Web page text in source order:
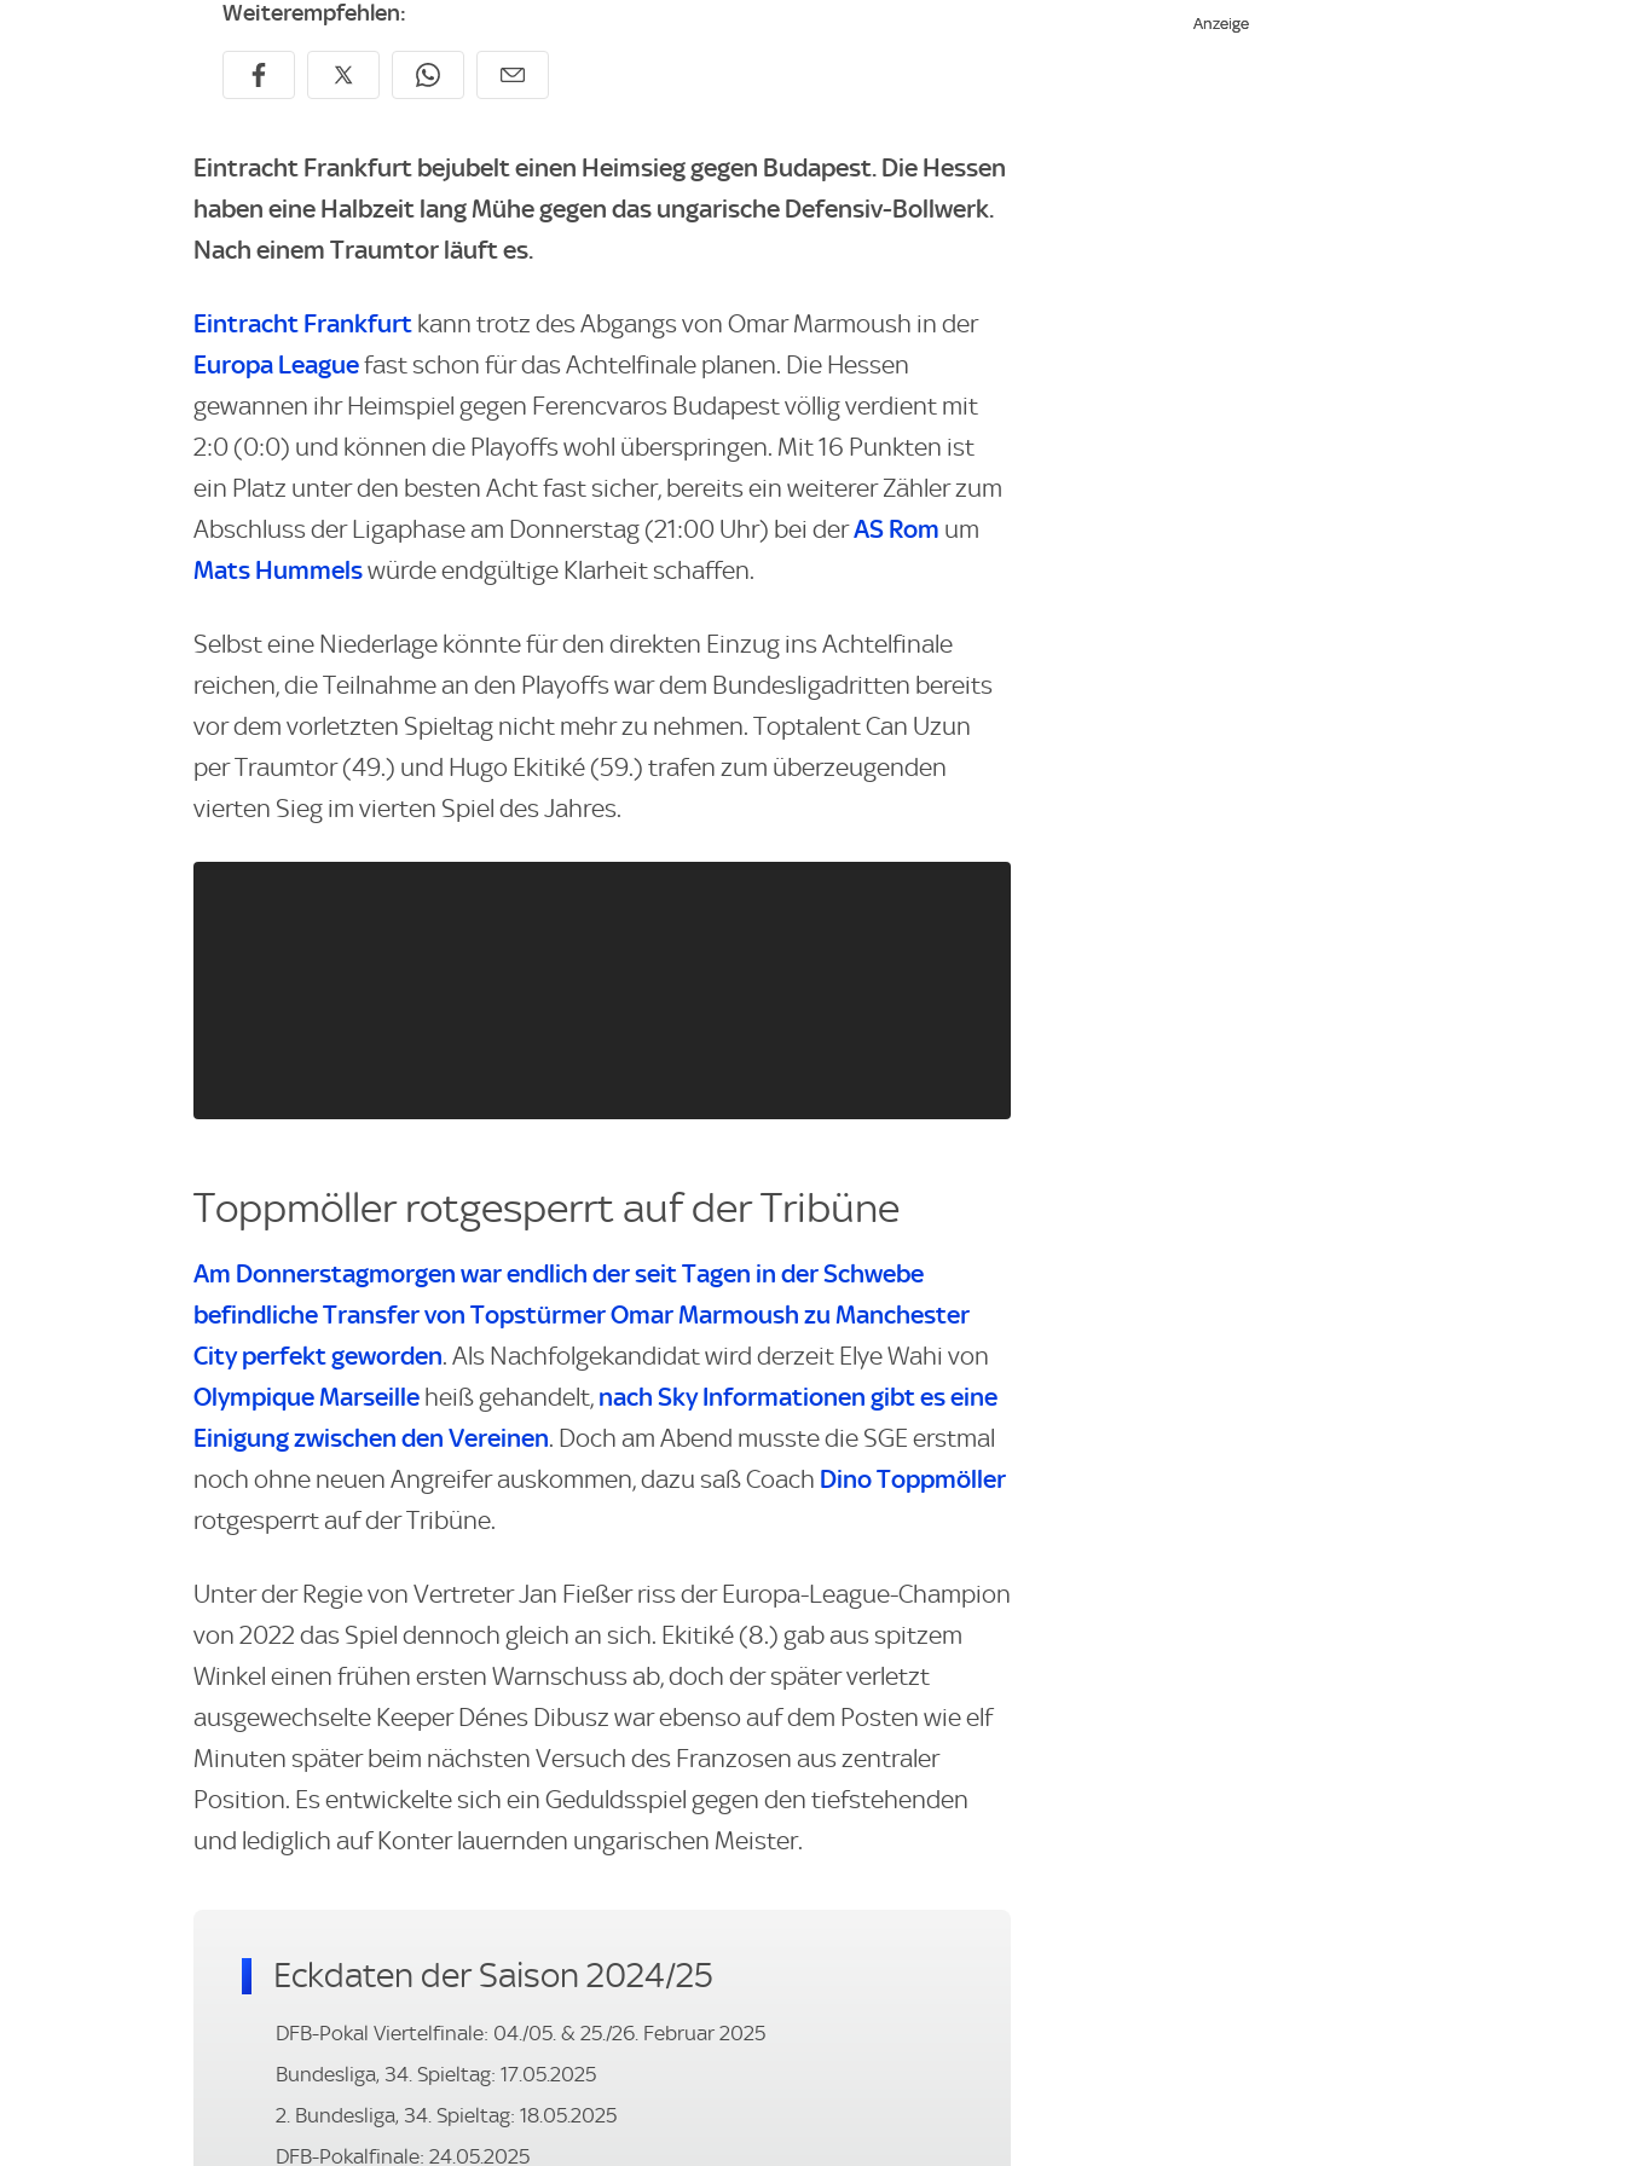
Weiterempfehlen:
Eintracht Frankfurt bejubelt einen Heimsieg gegen Budapest. Die Hessen
haben eine Halbzeit lang Mühe gegen das ungarische Defensiv-Bollwerk.
Nach einem Traumtor läuft es.
Eintracht Frankfurt kann trotz des Abgangs von Omar Marmoush in der
Europa Leaguefast schon für das Achtelfinale planen. Die Hessen
gewannen ihr Heimspiel gegen Ferencvaros Budapest völlig verdient mit
2:0 (0:0) und können die Playoffs wohl überspringen. Mit 16 Punkten ist
ein Platz unter den besten Acht fast sicher, bereits ein weiterer Zähler zum
Abschluss der Ligaphase am Donnerstag (21:00 Uhr) bei derAS Rom um
Mats Hummelswürde endgültige Klarheit schaffen.
Selbst eine Niederlage könnte für den direkten Einzug ins Achtelfinale
reichen, die Teilnahme an den Playoffs war dem Bundesligadritten bereits
vor dem vorletzten Spieltag nicht mehr zu nehmen. Toptalent Can Uzun
per Traumtor (49.) und Hugo Ekitiké (59.) trafen zum überzeugenden
vierten Sieg im vierten Spiel des Jahres.
Toppmöller rotgesperrt auf der Tribüne
Am Donnerstagmorgen war endlich der seit Tagen in der Schwebe
befindliche Transfer von Topstürmer Omar Marmoush zu Manchester
City perfekt geworden. Als Nachfolgekandidat wird derzeit Elye Wahi von
Olympique Marseille heiß gehandelt, nach SkyInformationen gibt es eine
Einigung zwischen den Vereinen. Doch am Abend musste die SGE erstmal
noch ohne neuen Angreifer auskommen, dazu saß Coach Dino Toppmöller
rotgesperrt auf der Tribüne.
Unter der Regie von Vertreter Jan Fießer riss der Europa-League-Champion
von 2022 das Spiel dennoch gleich an sich. Ekitiké (8.) gab aus spitzem
Winkel einen frühen ersten Warnschuss ab, doch der später verletzt
ausgewechselte Keeper Dénes Dibusz war ebenso auf dem Posten wie elf
Minuten später beim nächsten Versuch des Franzosen aus zentraler
Position. Es entwickelte sich ein Geduldsspiel gegen den tiefstehenden
und lediglich auf Konter lauernden ungarischen Meister.
Eckdaten der Saison 2024/25
DFB-Pokal Viertelfinale: 04./05. & 25./26. Februar 2025
Bundesliga, 34. Spieltag: 17.05.2025
2. Bundesliga, 34. Spieltag: 18.05.2025
DFB-Pokalfinale: 24.05.2025